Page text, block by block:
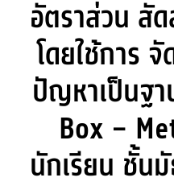
อัตราส่วน สั
โดยใช้การ
ปัญหาเป็นฐ
Box –
นักเรียน ชั้น